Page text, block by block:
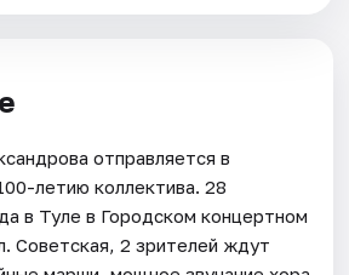
отправляется в
летию коллектива. 28
в Туле в Городском концертном
Советская, 2 зрителей ждут